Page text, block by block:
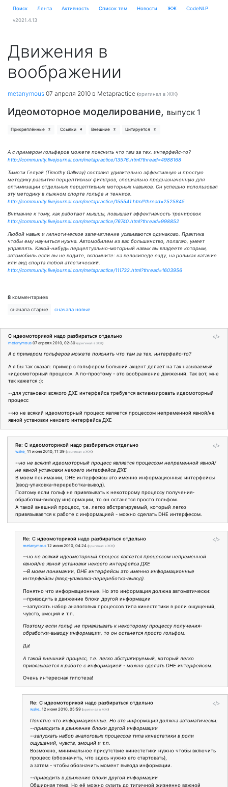
Поиск Лента Активность Cписок тем Новости ЖЖ CodeNLP
v2021.4.13
Движения в
воображении
metanymous 07 апреля 2010 в Metapractice (оригинал в ЖЖ)
Идеомоторное моделирование, выпуск 1
Прикреплённые 2 Ссылки 4 Внешние 2 Цитируется 2
А с примером гольферов можете пояснить что там за тех. интерфейс-то?
http://community.livejournal.com/metapractice/13576.html?thread=4988168
Тимоти Гелуэй (Timothy Gallway) составил удивительно эффективную и простую
методику развития перцептивных фильтров, специально предназначенную для
оптимизации отдельных перцептивных моторных навыков. Он успешно использовал
эту методику в лыжном спорте гольфе и теннисе.
http://community.livejournal.com/metapractice/155541.html?thread=2525845
Внимание к тому, как работают мышцы, повышает эффективность тренировок
http://community.livejournal.com/metapractice/76740.html?thread=998852
Любой навык и гипнотическое запечатление усваиваются одинаково. Практика
чтобы ему научиться нужна. Автомобилем из вас большинство, полагаю, умеет
управлять. Какой-нибудь перцептуально-моторный навык вы владеете которым,
автомобиль если вы не водите, вспомните: на велосипеде езду, на роликах катание
или вид спорта любой атлетический.
http://community.livejournal.com/metapractice/111732.html?thread=1603956
8 комментариев
сначала старые сначала новые
</>
С идеомоторикой надо разбираться отдельно
metanymous 07 апреля 2010, 02:30 (оригинал в ЖЖ)
А с примером гольферов можете пояснить что там за тех. интерфейс-то?
А я бы так сказал: пример с гольфером больший акцент делает на так называемый
«идеомоторный процесс». А по-простому - это воображение движений. Так вот, мне
так кажется :):
--для установки всякого ДХЕ интерфейса требуется активизировать идеомоторный
процесс
--но не всякий идеомоторный процесс является процессом непременной явной/не
явной установки некоего интерфейса ДХЕ
</>
Re: С идеомоторикой надо разбираться отдельно
wake_ 11 июня 2010, 11:39 (оригинал в ЖЖ)
--но не всякий идеомоторный процесс является процессом непременной явной/
не явной установки некоего интерфейса ДХЕ
В моем понимании, DHE интерфейсы это именно информационные интерфейсы
(ввод-упаковка-перереботка-вывод).
Поэтому если гольф не привязывать к некоторому процессу получения-
обработки-выводу информации, то он останется просто гольфом.
А такой внешний процесс, т.е. легко абстрагируемый, который легко
привязывается к работе с информацией - можно сделать DHE интерфесом.
</>
Re: С идеомоторикой надо разбираться отдельно
metanymous 12 июня 2010, 04:24 (оригинал в ЖЖ)
--но не всякий идеомоторный процесс является процессом непременной
явной/не явной установки некоего интерфейса ДХЕ
--В моем понимании, DHE интерфейсы это именно информационные
интерфейсы (ввод-упаковка-перереботка-вывод).
Понятно что информационные. Но это информация должна автоматически:
--приводить в движение блоки другой информации
--запускать набор аналоговых процессов типа кинестетики в роли ощущений,
чувств, эмоций и т.п.
Поэтому если гольф не привязывать к некоторому процессу получения-
обработки-выводу информации, то он останется просто гольфом.
Да!
А такой внешний процесс, т.е. легко абстрагируемый, который легко
привязывается к работе с информацией - можно сделать DHE интерфейсом.
Очень интересная гипотеза!
</>
Re: С идеомоторикой надо разбираться отдельно
wake_ 12 июня 2010, 05:59 (оригинал в ЖЖ)
Понятно что информационные. Но это информация должна автоматически:
--приводить в движение блоки другой информации
--запускать набор аналоговых процессов типа кинестетики в роли
ощущений, чувств, эмоций и т.п.
Возможно, минимальное присутствие кинестетики нужно чтобы включить
процесс (обозначить, что здесь нужно его стартовать),
а затем - чтобы обозначить момент вывода информации.
--приводить в движение блоки другой информации
Обширная тема. Но её можно сузить до типичной жизненно важной